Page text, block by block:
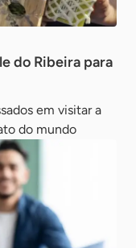
do Ribeira para
em visitar a
do mundo